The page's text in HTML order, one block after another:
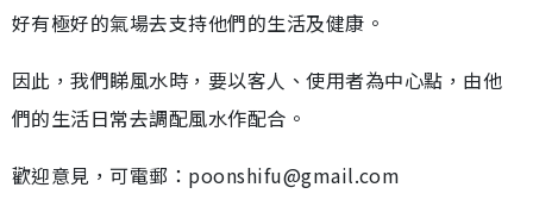
好有極好的氣場去支持他們的生活及健康。
因此，我們睇風水時，要以客人、使用者為中心點，由他
們的生活日常去調配風水作配合。
歡迎意見，可電郵：poonshifu@gmail.com